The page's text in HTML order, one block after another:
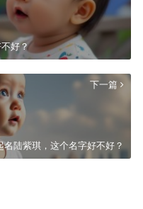
好？
下一篇
名陆紫琪，这个名字好不好？